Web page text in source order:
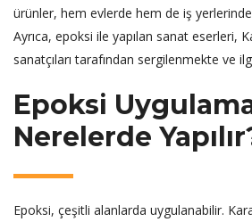
ürünler, hem evlerde hem de iş yerlerinde
Ayrıca, epoksi ile yapılan sanat eserleri,
sanatçıları tarafından sergilenmekte ve
Epoksi
Nerelerde
Epoksi, çeşitli alanlarda uygulanabilir.